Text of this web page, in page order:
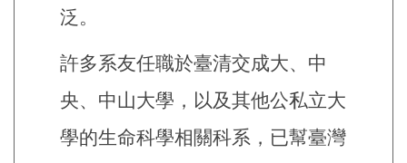
泛。
許多系友任職於臺清交成大、中
央、中山大學，以及其他公私立大
學的生命科學相關科系，已幫臺灣